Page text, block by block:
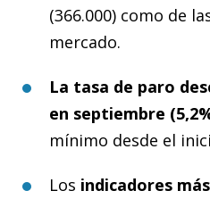
(366.000) como de
mercado.
La tasa de paro
en septiembre
mínimo desde el
Los indicadores